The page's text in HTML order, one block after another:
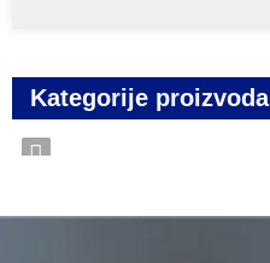
Kategorije proizvoda